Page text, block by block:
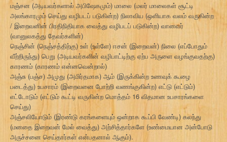
மஞ்சன (அடியவர்களால் அபிஷேகமும்) மாலை (மலர் மாலைகள் சூட்டி
அலங்காரமும் செய்து வழிபடப் படுகின்ற) நிலாவிய (ஒளியாக வலம் வருகின்ற
/ இறைவனின் பிரதிநிதியாக வைத்து வழிபடப் படுகின்ற) வானவர்
(வானுலகத்து தேவர்களின்)
நெஞ்சின் (நெஞ்சத்திற்கு) உள் (உள்ளே) ஈசன் (இறைவன்) நிலை (எப்போதும்
வீற்றிருந்து) பெறு (அடியவர்களின் வழிபாட்டிற்கு ஏற்ப அருளை வழங்குவதற்கு)
காரணம் (காரணம் என்னவென்றால்)
அஞ்சு (பஞ்ச) அமுது (அமிர்தமாக) ஆம் (இருக்கின்ற உணவுக் கூழை
படைத்து) உபசாரம் (இறைவனை போற்றி வணங்குகின்ற) எட்டு (எட்டும்)
எட்டோடும் (எட்டும் கூட்டி வருகின்ற மொத்தம் 16 விதமான உபசாரங்களை
செய்து)
அஞ்சலியோடும் (இரண்டு கரங்களையும் ஒன்றாக கூப்பி வேண்டி) கலந்து
(மனதை இறைவன் மேல் வைத்து) அற்சித்தார்களே (உண்மையான அன்போடு
அருச்சனை செய்தார்கள் என்பதனால் ஆகும்).